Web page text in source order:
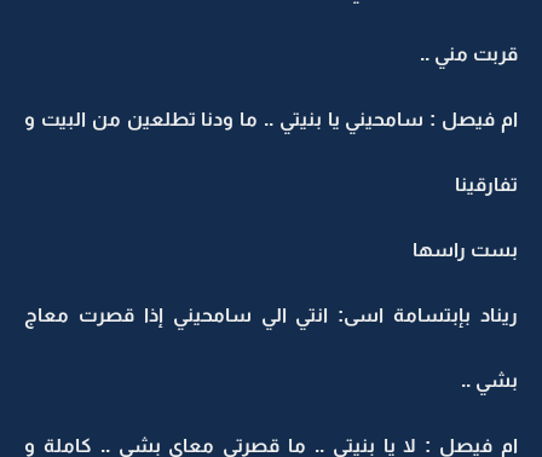
قربت مني ..
ام فيصل : سامحيني يا بنيتي .. ما ودنا تطلعين من البيت و
تفارقينا
بست راسها
ريناد بإبتسامة اسى: انتي الي سامحيني إذا قصرت معاج
بشي ..
ام فيصل : لا يا بنيتي .. ما قصرتي معاي بشي .. كاملة و